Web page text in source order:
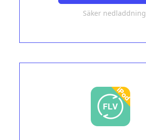
Säker nedladdning